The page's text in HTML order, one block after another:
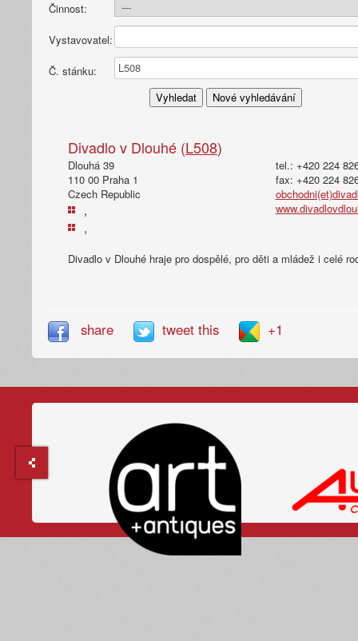
Činnost:
Vystavovatel:
Č. stánku:
Divadlo v Dlouhé (L508)
Dlouhá 39
110 00 Praha 1
Czech Republic
,
,
tel.: +420 224
fax: +420 224
Divadlo v Dlouhé hraje pro dospělé, pro děti a mládež i celé
share tweet this +1